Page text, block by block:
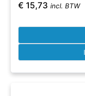
€ 15,73 incl. BTW